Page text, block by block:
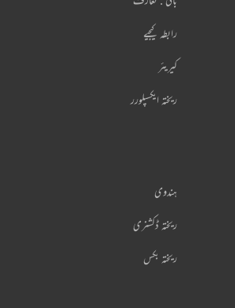
رابطہ کیجیے
کیریئر
ریختہ ایکسپلورر
ہندوی
ریختہ ڈکشنری
ریختہ بکس